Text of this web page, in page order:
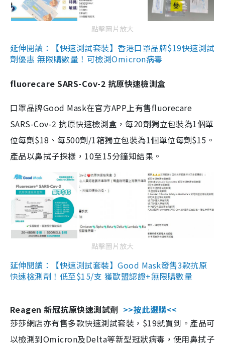
點擊圖片放大
延伸閱讀：【快速測試套裝】香港口罩品牌$19快速測試
劑優惠 無限購數量！可檢測Omicron病毒
fluorecare SARS-Cov-2 抗原快速檢測盒
口罩品牌Good Mask在官方APP上有售fluorecare
SARS-Cov-2 抗原快速檢測盒，每20劑獨立包裝為1個單
位每劑$18、每500劑/1箱獨立包裝為1個單位每劑$15。
產品以鼻拭子採樣，10至15分鐘知結果。
點擊圖片放大
延伸閱讀：【快速測試套裝】Good Mask發售3款抗原
快速檢測劑！低至$15/支 獲歐盟認證+無限購數量
Reagen 新冠抗原快速測試劑 >>按此選購<<
莎莎網店亦有售多款快速測試套裝，$19就買到。產品可
以檢測到Omicron及Delta等新型冠狀病毒，使用鼻拭子